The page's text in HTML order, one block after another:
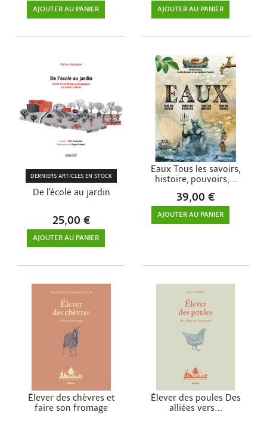
AJOUTER AU PANIER AJOUTER AU PANIER
De l’école au jardin
DERNIERS ARTICLES EN STOCK
25,00 €
AJOUTER AU PANIER
Eaux Tous les savoirs,
histoire, pouvoirs,...
39,00 €
AJOUTER AU PANIER
Élever des chèvres et
faire son fromage
Élever des poules Des
alliées vers...